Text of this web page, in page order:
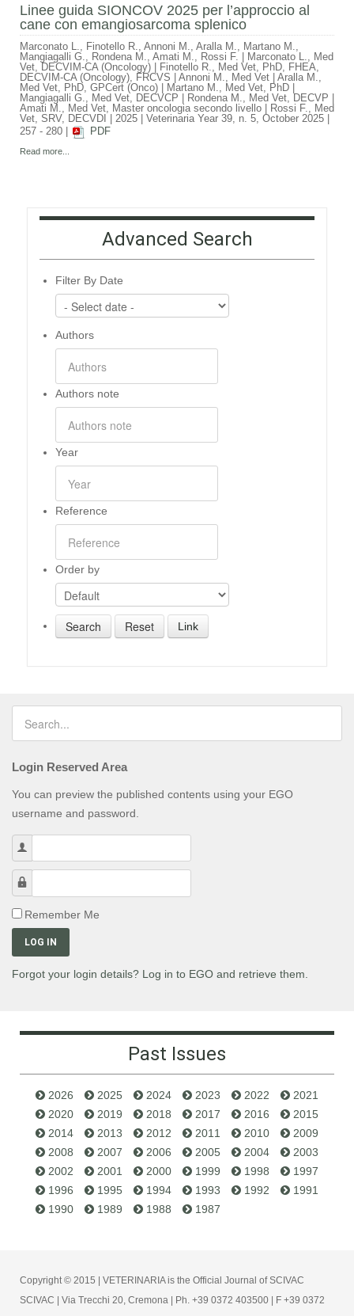
Linee guida SIONCOV 2025 per l’approccio al
cane con emangiosarcoma splenico
Marconato L., Finotello R., Annoni M., Aralla M., Martano M.,
Mangiagalli G., Rondena M., Amati M., Rossi F.
Marconato L., Med
Vet, DECVIM-CA (Oncology) | Finotello R., Med Vet, PhD, FHEA,
DECVIM-CA (Oncology), FRCVS | Annoni M., Med Vet | Aralla M.,
Med Vet, PhD, GPCert (Onco) | Martano M., Med Vet, PhD |
Mangiagalli G., Med Vet, DECVCP | Rondena M., Med Vet, DECVP |
Amati M., Med Vet, Master oncologia secondo livello | Rossi F., Med
Vet, SRV, DECVDI
2025 Veterinaria Year 39, n. 5, October 2025
257 - 280
PDF
Read more...
Advanced Search
Filter By Date
Authors
Authors note
Year
Reference
Order by
Link
Login Reserved Area
You can preview the published contents using your EGO
username and password.
Remember Me
LOG IN
Forgot your login details? Log in to EGO and retrieve them.
Past Issues
2026 2025 2024 2023 2022
2021
2020
2019 2018 2017 2016
2015
2014
2013 2012 2011 2010
2009
2008
2007 2006 2005 2004
2003
2002
2001 2000 1999 1998
1997
1996
1995 1994 1993 1992
1991
1990
1989 1988 1987
Copyright © 2015 | VETERINARIA is the Official Journal of SCIVAC
SCIVAC | Via Trecchi 20, Cremona | Ph. +39 0372 403500 | F +39 0372